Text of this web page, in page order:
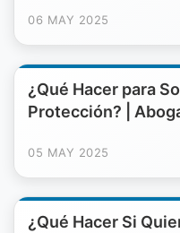
06 MAY 2025
¿Qué Hacer para
Protección? |
05 MAY 2025
¿Qué Hacer Si